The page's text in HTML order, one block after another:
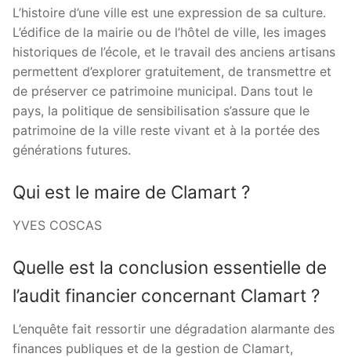
L’histoire d’une ville est une expression de sa culture.
L’édifice de la mairie ou de l’hôtel de ville, les images
historiques de l’école, et le travail des anciens artisans
permettent d’explorer gratuitement, de transmettre et
de préserver ce patrimoine municipal. Dans tout le
pays, la politique de sensibilisation s’assure que le
patrimoine de la ville reste vivant et à la portée des
générations futures.
Qui est le maire de Clamart ?
YVES COSCAS
Quelle est la conclusion essentielle de
l’audit financier concernant Clamart ?
L’enquête fait ressortir une dégradation alarmante des
finances publiques et de la gestion de Clamart,